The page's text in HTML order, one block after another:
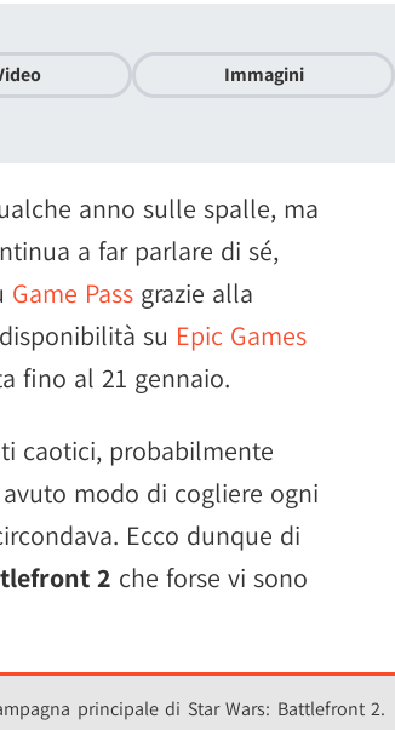
Immagini
anno sulle spalle, ma
a far parlare di sé,
Game Pass grazie alla
su Epic Games
fino al 21 gennaio.
caotici, probabilmente
modo di cogliere ogni
Ecco dunque di
2 che forse vi sono
principale di Star Wars: Battlefront 2.